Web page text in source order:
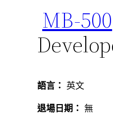
MB-500
語言： 英文
退場日期： 無